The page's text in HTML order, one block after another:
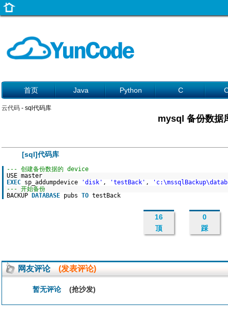
首页 Java Python C
云代码 - sql代码库
mysql 备份数据
[sql]代码库
--- 创建备份数据的 device
USE master
EXEC sp_addumpdevice 'disk' , 'testBack' ,
--- 开始备份
BACKUP
DATABASE pubs TO testBack
16
顶
0
踩
网友评论 (发表评论)
暂无评论 (抢沙发)